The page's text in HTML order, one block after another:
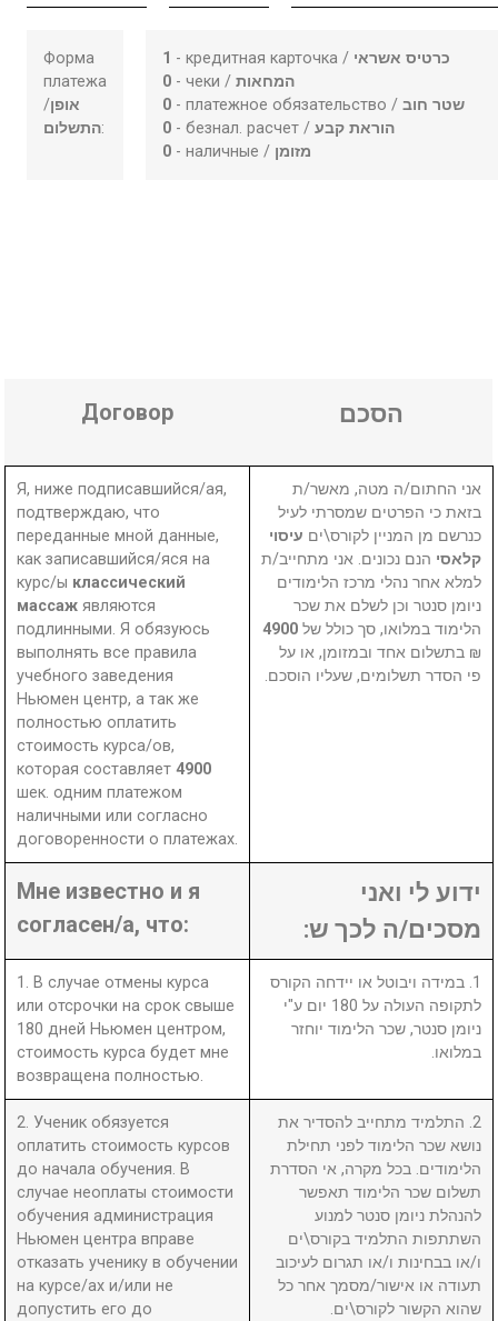
Форма
платежа
/אופן
התשלום:
1 - кредитная карточка / כרטיס אשראי
0 - чеки /המחאות
0 - платежное обязательство /שטר חוב
0 - безнал. расчет /הוראת קבע
0 - наличные / מזומן
Договор הסכם
Я, ниже подписавшийся/ая,
подтверждаю, что
переданные мной данные,
как записавшийся/яся на
курс/ы классический
массажявляются
подлинными. Я обязуюсь
выполнять все правила
учебного заведения
Ньюмен центр, а так же
полностью оплатить
стоимость курса/ов,
которая составляет4900
шек. одним платежом
наличными или согласно
договоренности о платежах.
אני החתום/ה מטה, מאשר/ת
בזאת כי הפרטים שמסרתי לעיל
כנרשם מן המניין לקורס\ים עיסוי
קלאסי הנם נכונים. אני מתחייב/ת
למלא אחר נהלי מרכז הלימודים
ניומן סנטר וכן לשלם את שכר
הלימוד במלואו, סך כולל של 4900
₪ בתשלום אחד ובמזומן, או על
פי הסדר תשלומים, שעליו הוסכם.
Мне известно и я
согласен/а, что:
ידוע לי ואני
מסכים/ה לכך ש:
1. В случае отмены курса
или отсрочки на срок свыше
180 дней Ньюмен центром,
стоимость курса будет мне
возвращена полностью.
1. במידה ויבוטל או יידחה הקורס
לתקופה העולה על 180 יום ע"י
ניומן סנטר, שכר הלימוד יוחזר
במלואו.
2. Ученик обязуется
оплатить стоимость курсов
до начала обучения. В
случае неоплаты стоимости
обучения администрация
Ньюмен центра вправе
отказать ученику в обучении
на курсе/ах и/или не
допустить его до
2. התלמיד מתחייב להסדיר את
נושא שכר הלימוד לפני תחילת
הלימודים. בכל מקרה, אי הסדרת
תשלום שכר הלימוד תאפשר
להנהלת ניומן סנטר למנוע
השתתפות התלמיד בקורס\ים
ו/או בבחינות ו/או תגרום לעיכוב
תעודה או אישור/מסמך אחר כל
שהוא הקשור לקורס\ים.